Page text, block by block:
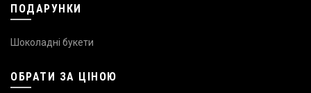
ПОДАРУНКИ
Шоколадні букети
ОБРАТИ ЗА ЦІНОЮ